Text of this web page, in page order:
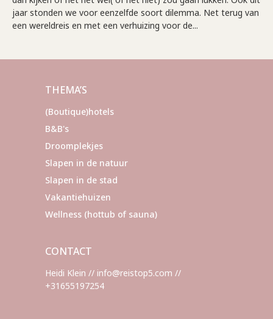
jaar stonden we voor eenzelfde soort dilemma. Net terug van
een wereldreis en met een verhuizing voor de...
THEMA’S
(Boutique)hotels
B&B's
Droomplekjes
Slapen in de natuur
Slapen in de stad
Vakantiehuizen
Wellness (hottub of sauna)
CONTACT
Heidi Klein // info@reistop5.com //
+31655197254